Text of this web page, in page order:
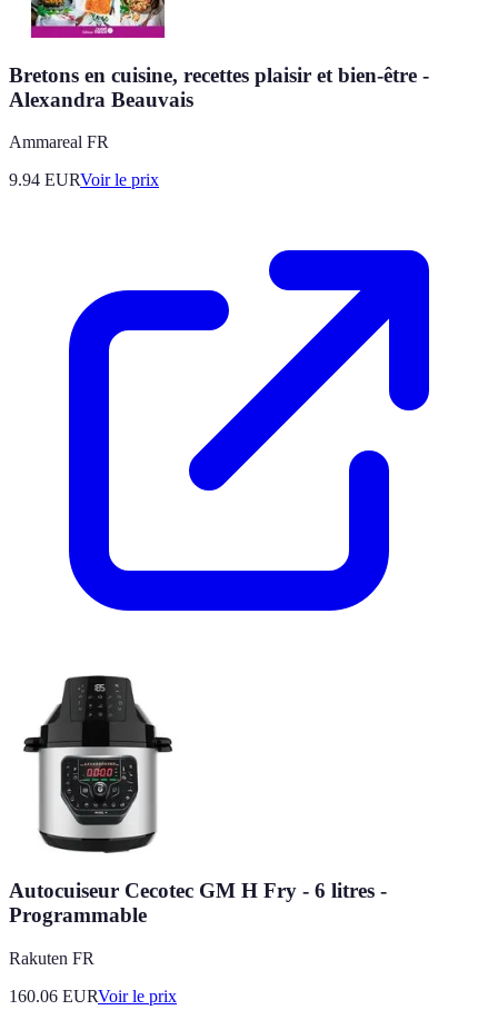
Bretons en cuisine, recettes plaisir et bien-être -
Alexandra Beauvais
Ammareal FR
9.94 EURVoir le prix
Autocuiseur Cecotec GM H Fry - 6 litres -
Programmable
Rakuten FR
160.06 EURVoir le prix